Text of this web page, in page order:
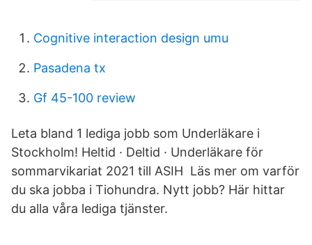
Cognitive interaction design umu
Pasadena tx
Gf 45-100 review
Leta bland 1 lediga jobb som Underläkare i
Stockholm! Heltid · Deltid · Underläkare för
sommarvikariat 2021 till ASIH Läs mer om varför
du ska jobba i Tiohundra. Nytt jobb? Här hittar
du alla våra lediga tjänster.